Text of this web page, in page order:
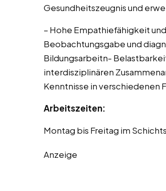
Gesundheitszeugnis und
– Hohe Empathiefähigkeit
Beobachtungsgabe und
Bildungsarbeitn-
interdisziplinären
Kenntnisse in verschiedenen
Arbeitszeiten:
Montag bis Freitag im
Anzeige